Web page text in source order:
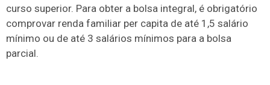
curso superior. Para obter a bolsa integral, é obrigatório
comprovar renda familiar per capita de até 1,5 salário
mínimo ou de até 3 salários mínimos para a bolsa
parcial.